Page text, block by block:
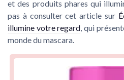
et des produits phares qui
pas à consulter cet article sur
illumine votre regard , qui
monde du mascara.